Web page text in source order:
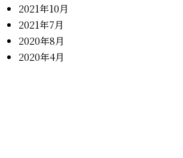
2021年10月
2021年7月
2020年8月
2020年4月